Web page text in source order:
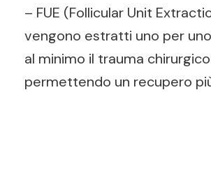
– FUE (Follicular Unit
vengono estratti uno per
al minimo il trauma
permettendo un recupero